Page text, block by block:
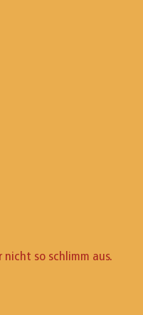
nicht so schlimm aus.